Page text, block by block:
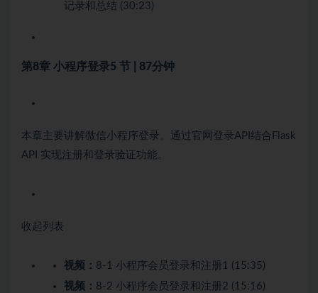
记录和总结 (30:23)
第8章 小程序登录5 节 | 87分钟
本章主要讲解微信小程序登录。通过官网登录API结合Flask
API 实现注册和登录验证功能。
收起列表
视频： 8-1 小程序会员登录和注册1 (15:35)
视频： 8-2 小程序会员登录和注册2 (15:16)